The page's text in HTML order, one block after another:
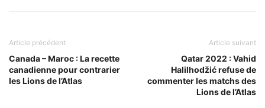
Article précédent
Canada – Maroc : La recette
canadienne pour contrarier
les Lions de l’Atlas
Article suivant
Qatar 2022 : Vahid
Halilhodžić refuse de
commenter les matchs des
Lions de l’Atlas